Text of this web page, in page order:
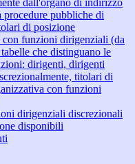
dall'organo di indirizzo
procedure pubbliche di
di posizione
con funzioni dirigenziali (da
che distinguano le
dirigenti, dirigenti
titolari di
con funzioni
dirigenziali discrezionali
disponibili